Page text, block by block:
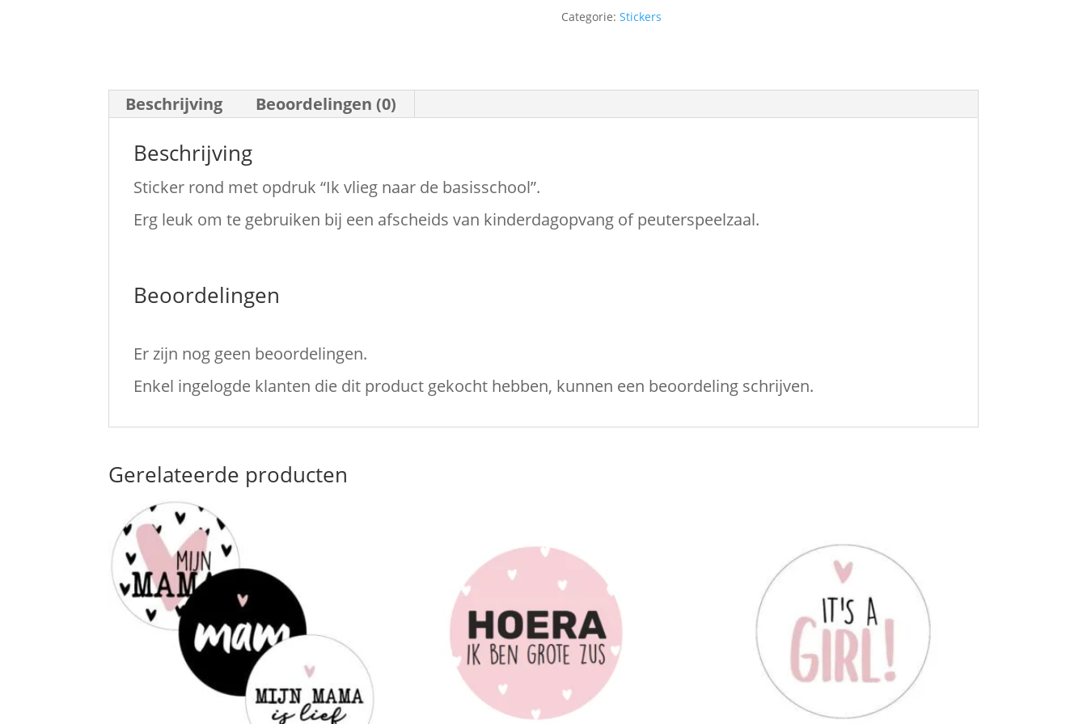
Categorie: Stickers
Beschrijving Beoordelingen (0)
Beschrijving
Sticker rond met opdruk “Ik vlieg naar de basisschool”.
Erg leuk om te gebruiken bij een afscheids van kinderdagopvang of peuterspeelzaal.
Beoordelingen
Er zijn nog geen beoordelingen.
Enkel ingelogde klanten die dit product gekocht hebben, kunnen een beoordeling schrijven.
Gerelateerde producten